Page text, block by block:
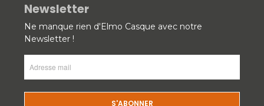
Newsletter
Ne manque rien d'Elmo Casque avec notre
Newsletter !
(Nécessaire)
CAPTCHA